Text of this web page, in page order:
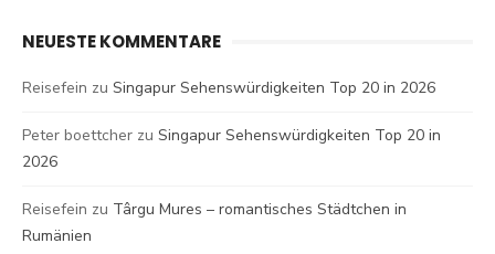
NEUESTE KOMMENTARE
Reisefein zu Singapur Sehenswürdigkeiten Top 20 in 2026
Peter boettcher zu Singapur Sehenswürdigkeiten Top 20 in
2026
Reisefein zu Târgu Mures – romantisches Städtchen in
Rumänien